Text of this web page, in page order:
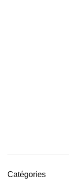
Catégories